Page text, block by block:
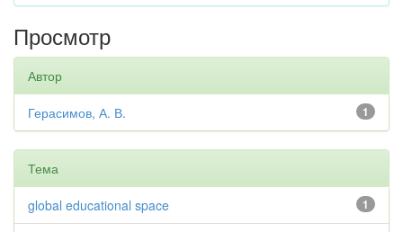
Просмотр
Автор
1
Герасимов, А. В.
Тема
1
global educational space